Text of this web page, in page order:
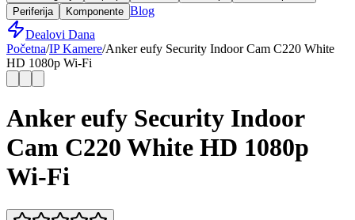
Periferija
Komponente Blog
Dealovi Dana
Početna/IP Kamere/Anker eufy Security Indoor Cam C220 White
HD 1080p Wi-Fi
Anker eufy Security Indoor
Cam C220 White HD 1080p
Wi-Fi